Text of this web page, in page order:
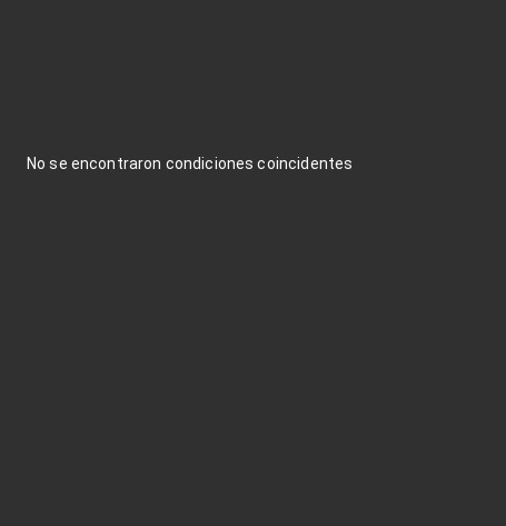
No se encontraron condiciones coincidentes